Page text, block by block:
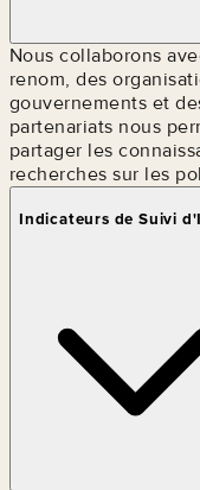
Nous collaborons
renom, des
gouvernements et
partenariats nous
partager les
recherches sur les
Indicateurs de Suivi